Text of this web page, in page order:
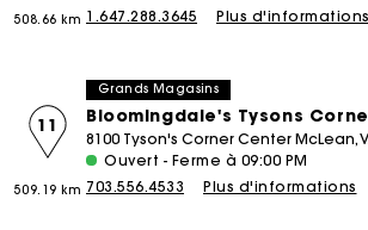
508.66 km 1.647.288.3645
Plus d'informations
Grands Magasins
Bloomingdale's Tysons
11
509.19 km
8100 Tyson's Corner Center McLean,
Ouvert - Ferme à 09:00 PM
703.556.4533
Plus d'informations